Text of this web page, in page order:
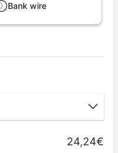
Bank wire
24,24€